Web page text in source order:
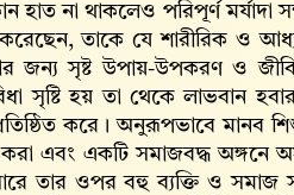
না থাকলেও পরিপূর্ণ মর্যাদা
তাকে যে শারীরিক ও
জন্য সৃষ্ট উপায়-উপকরণ ও
সৃষ্টি হয় তা থেকে লাভবান
করে। অনুরূপভাবে মানব
এবং একটি সমাজবদ্ধ অঙ্গনে
তার ওপর বহু ব্যক্তি ও সমাজ